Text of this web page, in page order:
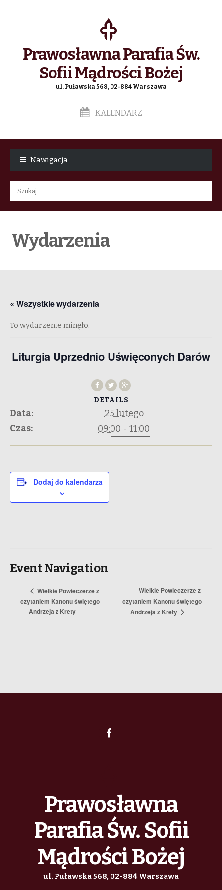
Prawosławna Parafia Św.
Sofii Mądrości Bożej
ul. Puławska 568, 02-884 Warszawa
KALENDARZ
Nawigacja
Szukaj:
Wydarzenia
« Wszystkie wydarzenia
To wydarzenie minęło.
Liturgia Uprzednio Uświęconych Darów
DETAILS
Data:
25 lutego
Czas:
09:00 - 11:00
Dodaj do kalendarza
Event Navigation
Wielkie Powieczerze z
czytaniem Kanonu świętego
Andrzeja z Krety
Wielkie Powieczerze z
czytaniem Kanonu świętego
Andrzeja z Krety
Prawosławna
Parafia Św. Sofii
Mądrości Bożej
ul. Puławska 568, 02-884 Warszawa